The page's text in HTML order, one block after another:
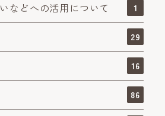
などへの活用について 1
29
16
86